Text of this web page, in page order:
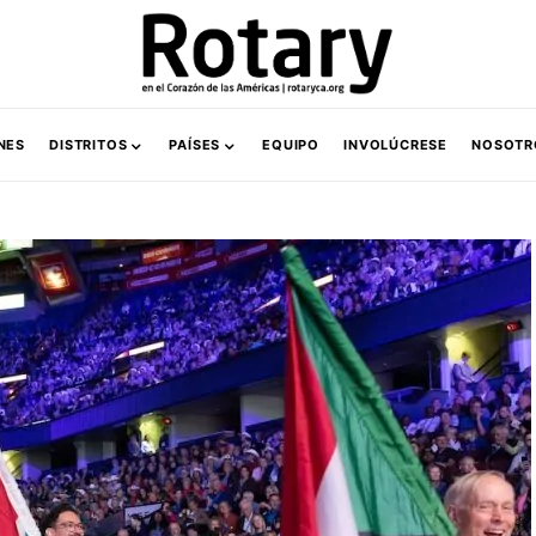
DISTRITOS PAÍSES EQUIPO INVOLÚCRESE